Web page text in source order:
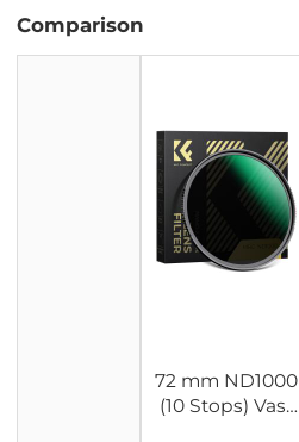
Comparison
72 mm ND1000
(10 Stops) Vast